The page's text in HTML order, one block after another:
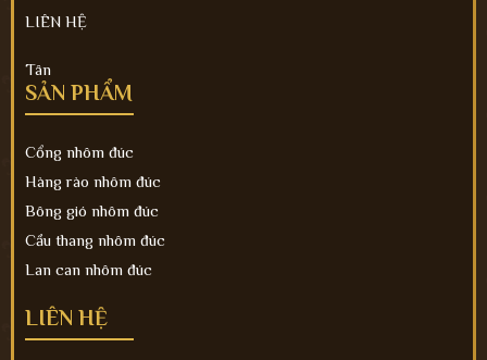
LIÊN HỆ
Tân
SẢN PHẨM
Cổng nhôm đúc
Hàng rào nhôm đúc
Bông gió nhôm đúc
Cầu thang nhôm đúc
Lan can nhôm đúc
LIÊN HỆ